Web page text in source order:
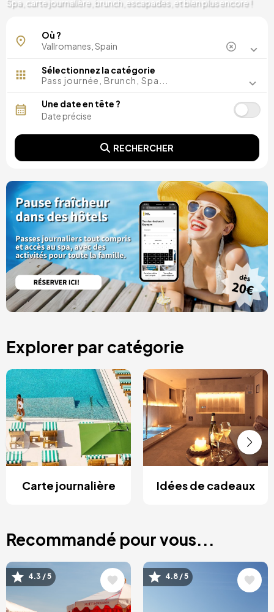
Spa, carte journalière, brunch, escapades, et bien plus encore !
Où ?
Sélectionnez la catégorie
Pass journée, Brunch, Spa...
Une date en tête ?
RECHERCHER
Explorer par catégorie
Carte journalière Idées de cadeaux
Recommandé pour vous...
Image
4.3 / 5 Image
4.8 / 5